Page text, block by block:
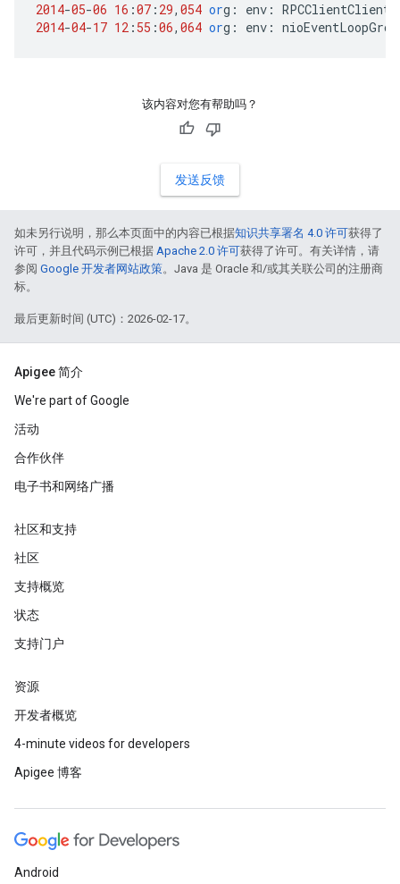
2014-05-06 16 :07 : 29, 054 org : env :
2014-04-17 12 : 55 :06, 064 org : env :
该内容对您有帮助吗？
发送反馈
如未另行说明，那么本页面中的内容已根据知识共享署名 4.0 许可获得了
许可，并且代码示例已根据 Apache 2.0 许可获得了许可。有关详情，请
参阅 Google 开发者网站政策。Java 是 Oracle 和/或其关联公司的注册商
标。
最后更新时间 (UTC)：2026-02-17。
Apigee 简介
We're part of Google
活动
合作伙伴
电子书和网络广播
社区和支持
社区
支持概览
状态
支持门户
资源
开发者概览
4-minute videos for developers
Apigee 博客
Android